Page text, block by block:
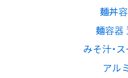
麺丼容
麺容器
みそ汁・ス
アル